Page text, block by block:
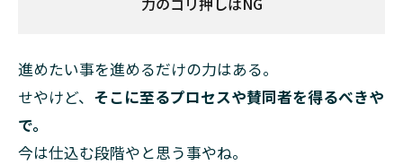
進めたい事を進めるだけの力はある。
せやけど、 そこに至るプロセスや賛同者を得るべきや
で。
今は仕込む段階やと思う事やね。